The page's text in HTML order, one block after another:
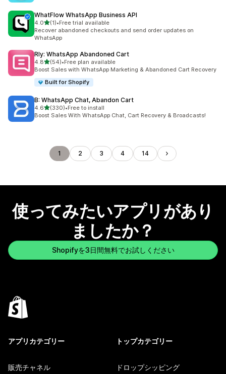
WhatFlow WhatsApp Business API
4.05つ星中
(1)
合計レビュー数：1件
•Free trial available
Recover abandoned checkouts and send order updates on
WhatsApp
Rly: WhatsApp Abandoned Cart
4.85つ星中
(54)
合計レビュー数：54件
•Free plan available
Boost Sales with WhatsApp Marketing & Abandoned Cart Recovery
Built for Shopify
B: WhatsApp Chat, Abandon Cart
4.65つ星中
(330)
合計レビュー数：330件
•Free to install
Boost Sales With WhatsApp Chat, Cart Recovery & Broadcasts!
1 2 3 4 14
使ってみたいアプリがあり
ましたか？
Shopifyを3日間無料でお試しください
アプリカテゴリー
販売チャネル
トップカテゴリー
ドロップシッピング